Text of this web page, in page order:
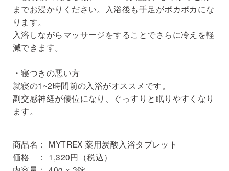
までお浸かりください。入浴後も手足がポカポカにな
ります。
入浴しながらマッサージをすることでさらに冷えを軽
減できます。
・寝つきの悪い方
就寝の1~2時間前の入浴がオススメです。
副交感神経が優位になり、ぐっすりと眠りやすくなり
ます。
商品名： MYTREX 薬用炭酸入浴タブレット
価格 ： 1,320円（税込）